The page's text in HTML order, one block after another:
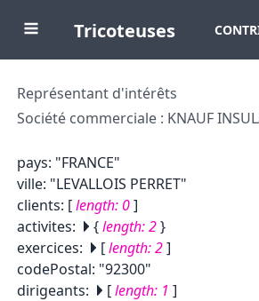
Tricoteuses
Représentant d'intérêts
Société commerciale : KNAUF
pays: "FRANCE"
ville: "LEVALLOIS PERRET"
clients: [length: 0]
activites: {length:2}
exercices: [length:2]
codePostal: "92300"
dirigeants: [length: 1 ]